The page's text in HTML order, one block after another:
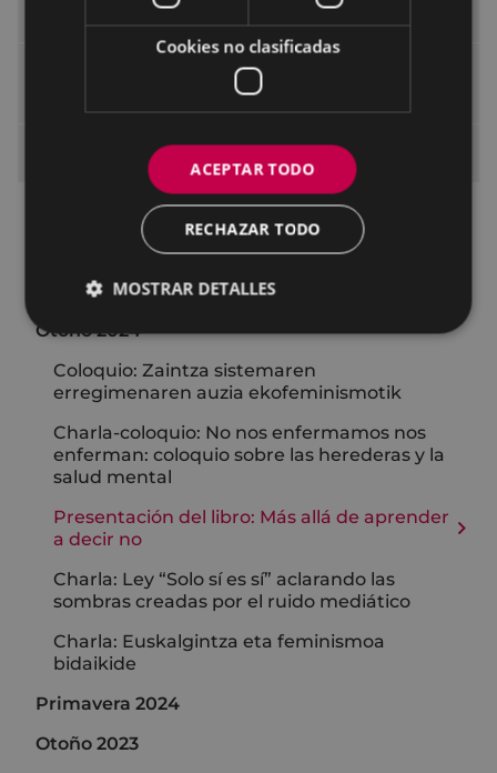
Espacio de formación
Escuela para el Empoderamiento de las
Sesiones abiertas a la ciudadanía
Primavera 2026
Primavera 2025
Otoño 2024
Coloquio: Zaintza sistemaren
erregimenaren auzia ekofeminismotik
Charla-coloquio: No nos enfermamos nos
enferman: coloquio sobre las herederas y la
salud mental
Presentación del libro: Más allá de aprender
a decir no
Charla: Ley “Solo sí es sí” aclarando las
sombras creadas por el ruido mediático
Charla: Euskalgintza eta feminismoa
bidaikide
Primavera 2024
Otoño 2023
Cookies no clasificadas
ACEPTAR TODO
RECHAZAR TODO
MOSTRAR DETALLES